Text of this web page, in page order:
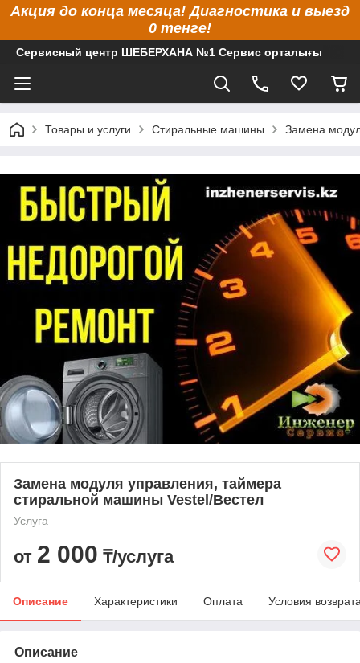
Акция до конца месяца! Диагностика и выезд
0 тенге!
Сервисный центр ШЕБЕРХАНА №1 Сервис орталығы
Товары и услуги Стиральные машины Замена
Замена модуля управления, таймера
стиральной машины Vestel/Вестел
Услуга
от 2 000 ₸/услуга
Описание Характеристики Оплата Условия
Описание